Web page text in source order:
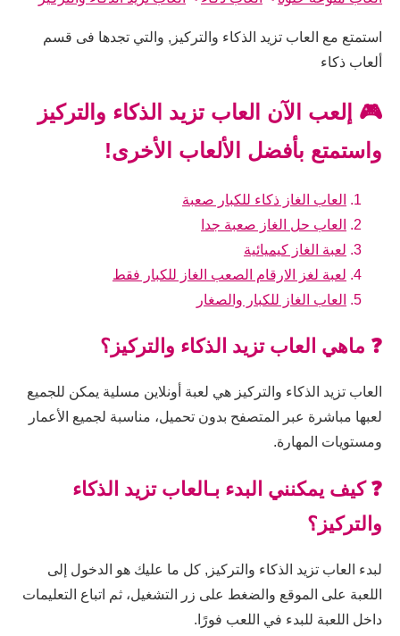
استمتع مع العاب تزيد الذكاء والتركيز, والتي تجدها فى قسم
ألعاب ذكاء
🎮 إلعب الآن العاب تزيد الذكاء والتركيز
واستمتع بأفضل الألعاب الأخرى!
العاب الغاز ذكاء للكبار صعبة
العاب حل الغاز صعبة جدا
لعبة الغاز كيميائية
لعبة لغز الارقام الصعب الغاز للكبار فقط
العاب الغاز للكبار والصغار
❓ ماهي العاب تزيد الذكاء والتركيز؟
العاب تزيد الذكاء والتركيز هي لعبة أونلاين مسلية يمكن للجميع
لعبها مباشرة عبر المتصفح بدون تحميل، مناسبة لجميع الأعمار
ومستويات المهارة.
❓ كيف يمكنني البدء بـالعاب تزيد الذكاء
والتركيز؟
لبدء العاب تزيد الذكاء والتركيز, كل ما عليك هو الدخول إلى
اللعبة على الموقع والضغط على زر التشغيل، ثم اتباع التعليمات
داخل اللعبة للبدء في اللعب فورًا.